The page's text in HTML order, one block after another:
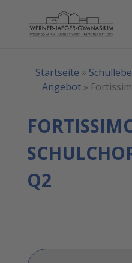
Startseite »
Angebot »
Q2